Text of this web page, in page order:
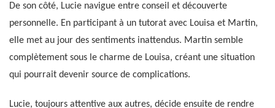
De son côté, Lucie navigue entre conseil et découverte
personnelle. En participant à un tutorat avec Louisa et Martin,
elle met au jour des sentiments inattendus. Martin semble
complètement sous le charme de Louisa, créant une situation
qui pourrait devenir source de complications.
Lucie, toujours attentive aux autres, décide ensuite de rendre